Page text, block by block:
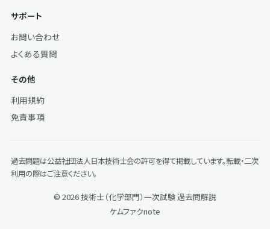
サポート
お問い合わせ
よくある質問
その他
利用規約
免責事項
過去問題は公益社団法人日本技術士会の許可を得て掲載しています。転載・二次
利用の際はご注意ください。
© 2026 技術士（化学部門）一次試験 過去問解説
ケムファクnote